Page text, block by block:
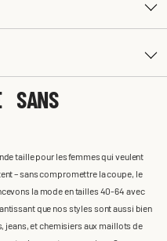
SANS
taille pour les femmes qui veulent
– sans compromettre la coupe, le
la mode en tailles 40-64 avec
que nos styles sont aussi bien
jeans, et chemisiers aux maillots de